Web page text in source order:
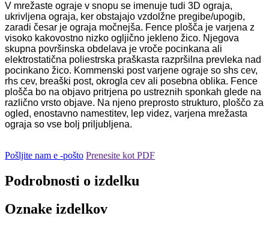
V mrežaste ograje v snopu se imenuje tudi 3D ograja,
ukrivljena ograja, ker obstajajo vzdolžne pregibe/upogib,
zaradi česar je ograja močnejša. Fence plošča je varjena z
visoko kakovostno nizko ogljično jekleno žico. Njegova
skupna površinska obdelava je vroče pocinkana ali
elektrostatična poliestrska praškasta razpršilna prevleka nad
pocinkano žico. Kommenski post varjene ograje so shs cev,
rhs cev, breaški post, okrogla cev ali posebna oblika. Fence
plošča bo na objavo pritrjena po ustreznih sponkah glede na
različno vrsto objave. Na njeno preprosto strukturo, ploščo za
ogled, enostavno namestitev, lep videz, varjena mrežasta
ograja so vse bolj priljubljena.
Pošljite nam e -pošto Prenesite kot PDF
Podrobnosti o izdelku
Oznake izdelkov